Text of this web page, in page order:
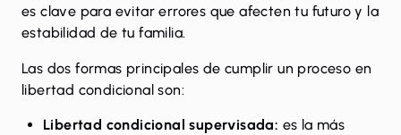
es clave para evitar errores que afecten tu futuro y la
estabilidad de tu familia.
Las dos formas principales de cumplir un proceso en
libertad condicional son:
Libertad condicional supervisada: es la más